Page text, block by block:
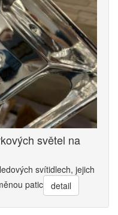
světel na
svítidlech, jejich
patic
detail